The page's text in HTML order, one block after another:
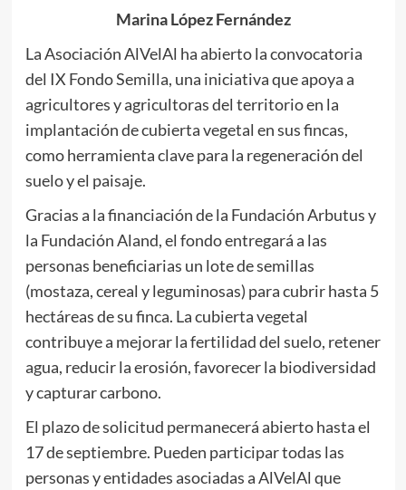
Marina López Fernández
La Asociación AlVelAl ha abierto la convocatoria
del IX Fondo Semilla, una iniciativa que apoya a
agricultores y agricultoras del territorio en la
implantación de cubierta vegetal en sus fincas,
como herramienta clave para la regeneración del
suelo y el paisaje.
Gracias a la financiación de la Fundación Arbutus y
la Fundación Aland, el fondo entregará a las
personas beneficiarias un lote de semillas
(mostaza, cereal y leguminosas) para cubrir hasta 5
hectáreas de su finca. La cubierta vegetal
contribuye a mejorar la fertilidad del suelo, retener
agua, reducir la erosión, favorecer la biodiversidad
y capturar carbono.
El plazo de solicitud permanecerá abierto hasta el
17 de septiembre. Pueden participar todas las
personas y entidades asociadas a AlVelAl que